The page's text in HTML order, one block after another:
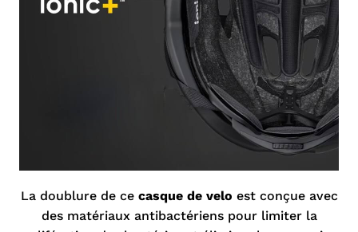
La doublure de ce casque de velo est conçue avec
des matériaux antibactériens pour limiter la